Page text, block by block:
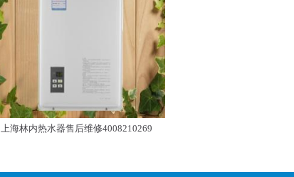
上海林内热水器售后维修4008210269